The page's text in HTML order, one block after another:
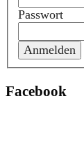
Passwort
Facebook